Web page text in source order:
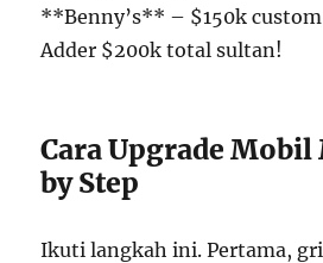
**Benny’s** – $150k
Adder $200k total sultan!
Cara Upgrade Mobil
by Step
Ikuti langkah ini. Pertama,